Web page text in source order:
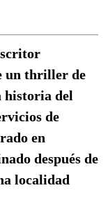
un thriller de
historia del
de
en
después de
localidad